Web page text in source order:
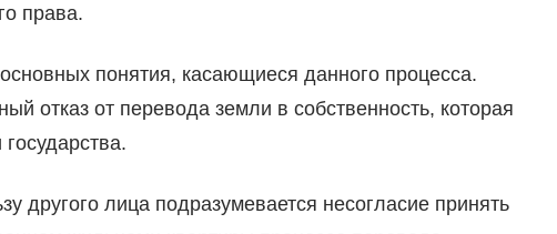
права.
понятия, касающиеся данного процесса.
отказ от перевода земли в собственность, которая
другого лица подразумевается несогласие принять